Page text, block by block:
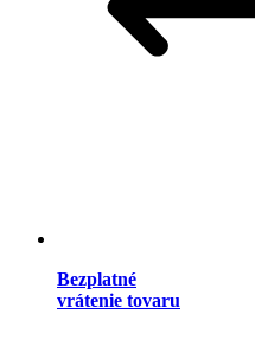
Bezplatné
vrátenie tovaru